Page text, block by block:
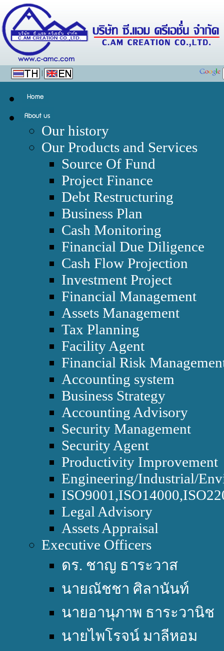
Our history
Our Products and Services
Source Of Fund
Project Finance
Debt Restructuring
Business Plan
Cash Monitoring
Financial Due Diligence
Cash Flow Projection
Investment Project
Financial Management
Assets Management
Tax Planning
Facility Agent
Financial Risk
Accounting system
Business Strategy
Accounting Advisory
Security Management
Security Agent
Productivity Improvement
Engineering/Industrial/
Legal Advisory
Assets Appraisal
Executive Officers
ดร. ชาญ ธาระวาส
นายณัชชา ศิลานันท์
นายอานุภาพ ธาระวานิช
นายไพโรจน์ มาลีหอม